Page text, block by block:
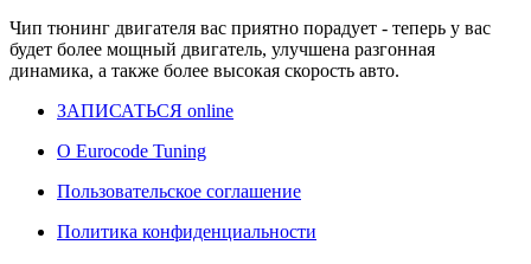
Чип тюнинг двигателя вас приятно порадует - теперь у вас
будет более мощный двигатель, улучшена разгонная
динамика, а также более высокая скорость авто.
ЗАПИСАТЬСЯ online
О Eurocode Tuning
Пользовательское соглашение
Политика конфиденциальности